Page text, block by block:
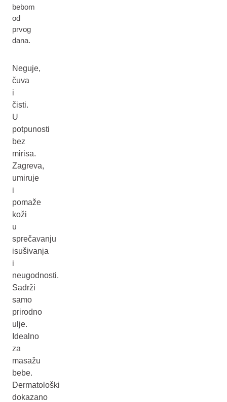
bebom
od
prvog
dana.
Neguje,
čuva
i
čisti.
U
potpunosti
bez
mirisa.
Zagreva,
umiruje
i
pomaže
koži
u
sprečavanju
isušivanja
i
neugodnosti.
Sadrži
samo
prirodno
ulje.
Idealno
za
masažu
bebe.
Dermatološki
dokazano